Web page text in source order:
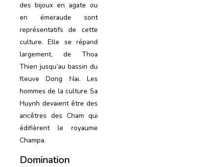
des bijoux en agate ou
en émeraude sont
représentatifs de cette
culture. Elle se répand
largement, de Thoa
Thien jusqu’au bassin du
fleuve Dong Nai. Les
hommes de la culture Sa
Huynh devaient être des
ancêtres des Cham qui
édifièrent le royaume
Champa.
Domination